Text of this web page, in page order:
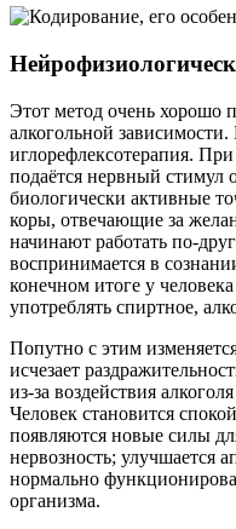
Этот метод очень хорошо
алкогольной
иглорефлексотерапия.
подаётся нервный стимул
биологически активные
коры, отвечающие за
начинают работать по-
воспринимается в
конечном итоге у
употреблять спиртное,
Попутно с этим
исчезает
из-за воздействия
Человек становится
появляются новые силы
нервозность; улучшается
нормально
организма.